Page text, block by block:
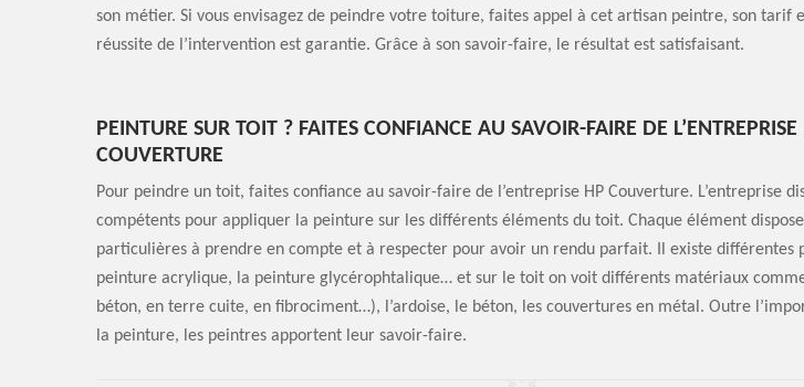
son métier. Si vous envisagez de peindre votre toiture, faites appel à cet artisan peintre, son tarif
réussite de l’intervention est garantie. Grâce à son savoir-faire, le résultat est satisfaisant.
PEINTURE SUR TOIT ? FAITES CONFIANCE AU SAVOIR-FAIRE DE L’ENTREPRISE
COUVERTURE
Pour peindre un toit, faites confiance au savoir-faire de l’entreprise HP Couverture. L’entreprise
compétents pour appliquer la peinture sur les différents éléments du toit. Chaque élément
particulières à prendre en compte et à respecter pour avoir un rendu parfait. Il existe différentes
peinture acrylique, la peinture glycérophtalique… et sur le toit on voit différents matériaux
béton, en terre cuite, en fibrociment…), l’ardoise, le béton, les couvertures en métal. Outre
la peinture, les peintres apportent leur savoir-faire.